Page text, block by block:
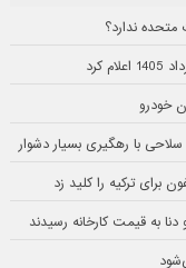
متحده ندارد؟
دنا به قیمت کارخانه رسیدند